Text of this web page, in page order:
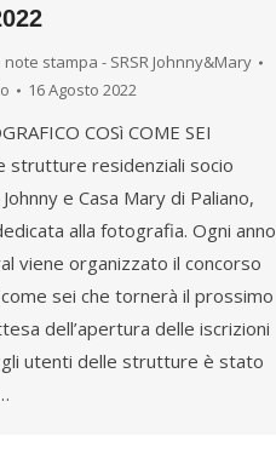
stampa - SRSR Johnny&Mary
16 Agosto 2022
COSì COME SEI
strutture residenziali socio
e Casa Mary di Paliano,
alla fotografia. Ogni anno
viene organizzato il concorso
sei che tornerà il prossimo
dell’apertura delle iscrizioni
gli utenti delle strutture è stato